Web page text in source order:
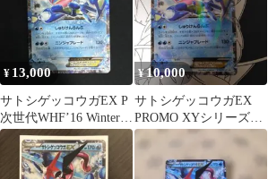
¥ 13,000
サトシゲッコウガEX P
次世代WHF’16 Winter
来場者特典 キラ …
¥10,000
サトシゲッコウガEX
PROMO XYシリーズプ
ロモーションカード
PROMO…